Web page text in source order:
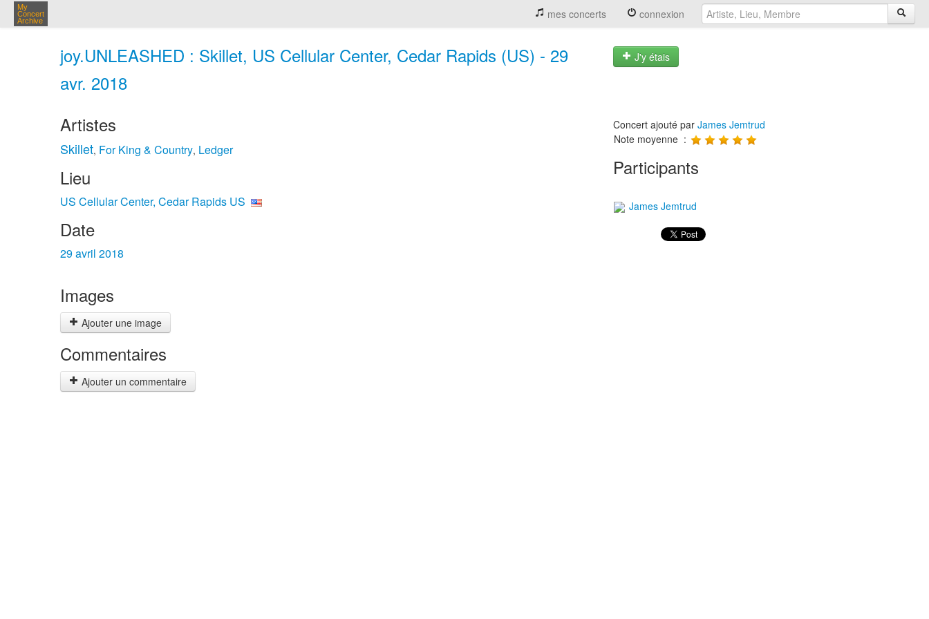
My
Concert
Archive
mes concerts connexion
joy.UNLEASHED : Skillet, US Cellular Center, Cedar Rapids (US) - 29
avr. 2018
J'y étais
Artistes
Skillet, For King & Country, Ledger
Lieu
US Cellular Center, Cedar Rapids US
Date
29 avril 2018
Images
Ajouter une image
Commentaires
Ajouter un commentaire
Concert ajouté par James Jemtrud
Note moyenne :
Participants
James Jemtrud